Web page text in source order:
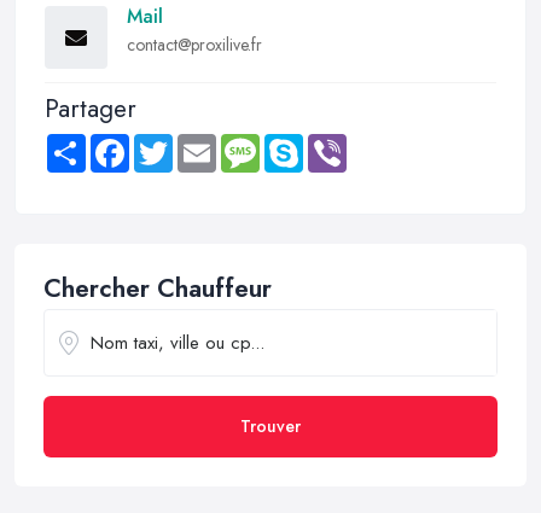
Mail
contact@proxilive.fr
Partager
Share FacebookTwitter Email MessageSkype
Chercher Chauffeur
Trouver